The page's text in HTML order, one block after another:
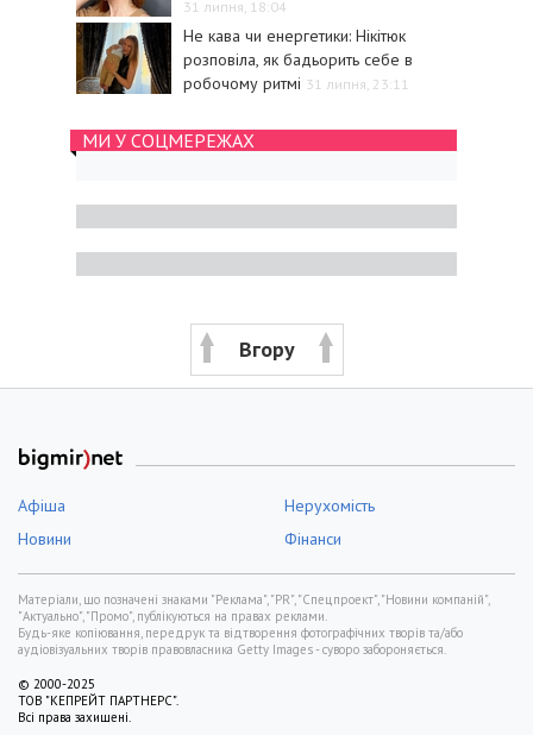
31 липня, 18:04
Не кава чи енергетики: Нікітюк
розповіла, як бадьорить себе в
робочому ритмі 31 липня, 23:11
МИ У СОЦМЕРЕЖАХ
Вгору
Афіша
Нерухомість
Новини
Фінанси
Матеріали, що позначені знаками "Реклама", "PR", "Спецпроект", "Новини компаній",
"Актуально", "Промо", публікуються на правах реклами.
Будь-яке копіювання, передрук та відтворення фотографічних творів та/або
аудіовізуальних творів правовласника Getty Images - суворо забороняється.
© 2000-2025
ТОВ "КЕПРЕЙТ ПАРТНЕРС".
Всі права захищені.